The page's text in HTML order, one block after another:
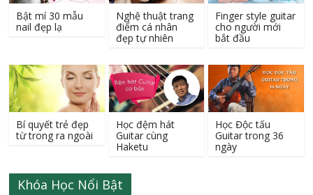
Bật mí 30 mẫu
nail đẹp lạ
Nghệ thuật trang
điểm cá nhân
đẹp tự nhiên
Finger style guitar
cho người mới
bắt đầu
Bí quyết trẻ đẹp
từ trong ra ngoài
Học đệm hát
Guitar cùng
Haketu
Học Độc tấu
Guitar trong 36
ngày
Khóa Học Nổi Bật